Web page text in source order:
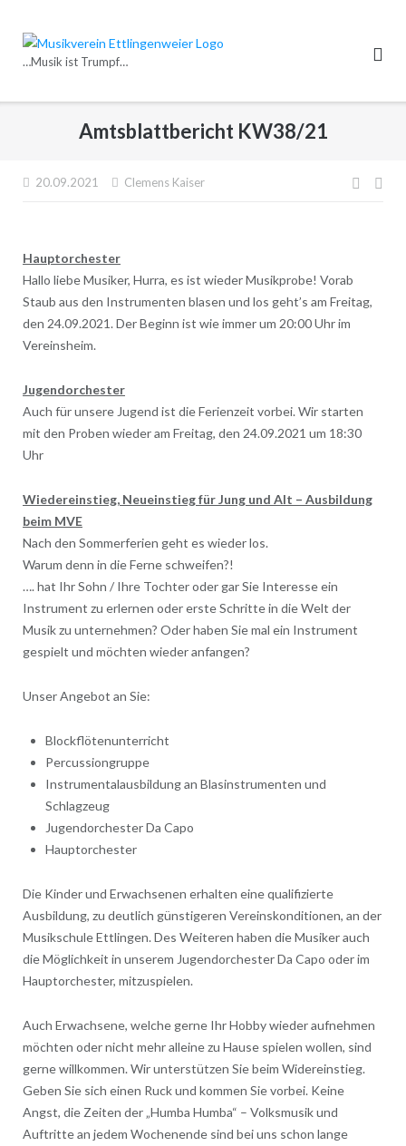
…Musik ist Trumpf…
Amtsblattbericht KW38/21
20.09.2021 Clemens Kaiser
Hauptorchester
Hallo liebe Musiker, Hurra, es ist wieder Musikprobe! Vorab
Staub aus den Instrumenten blasen und los geht’s am Freitag,
den 24.09.2021. Der Beginn ist wie immer um 20:00 Uhr im
Vereinsheim.
Jugendorchester
Auch für unsere Jugend ist die Ferienzeit vorbei. Wir starten
mit den Proben wieder am Freitag, den 24.09.2021 um 18:30
Uhr
Wiedereinstieg, Neueinstieg für Jung und Alt – Ausbildung
beim MVE
Nach den Sommerferien geht es wieder los.
Warum denn in die Ferne schweifen?!
…. hat Ihr Sohn / Ihre Tochter oder gar Sie Interesse ein
Instrument zu erlernen oder erste Schritte in die Welt der
Musik zu unternehmen? Oder haben Sie mal ein Instrument
gespielt und möchten wieder anfangen?
Unser Angebot an Sie:
Blockflötenunterricht
Percussiongruppe
Instrumentalausbildung an Blasinstrumenten und
Schlagzeug
Jugendorchester Da Capo
Hauptorchester
Die Kinder und Erwachsenen erhalten eine qualifizierte
Ausbildung, zu deutlich günstigeren Vereinskonditionen, an der
Musikschule Ettlingen. Des Weiteren haben die Musiker auch
die Möglichkeit in unserem Jugendorchester Da Capo oder im
Hauptorchester, mitzuspielen.
Auch Erwachsene, welche gerne Ihr Hobby wieder aufnehmen
möchten oder nicht mehr alleine zu Hause spielen wollen, sind
gerne willkommen. Wir unterstützen Sie beim Widereinstieg.
Geben Sie sich einen Ruck und kommen Sie vorbei. Keine
Angst, die Zeiten der „Humba Humba“ – Volksmusik und
Auftritte an jedem Wochenende sind bei uns schon lange